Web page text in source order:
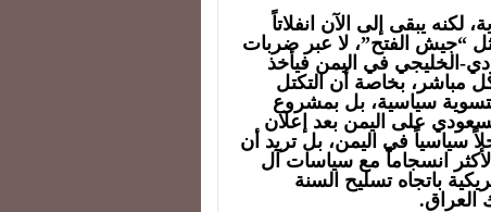
يبقى إلى الآن انفلاتاً
“جيش الفتح”، لا عبر ضربات
الخليجي في اليمن فيأخذ
مباشر، بخاصة أن التكتل
سياسية، بل بمشروع
على اليمن بعد إعلان
سياسياً في اليمن، بل تريد أن
انسجاماً مع سياسات آل
باتجاه تسليح السنة
العراق.